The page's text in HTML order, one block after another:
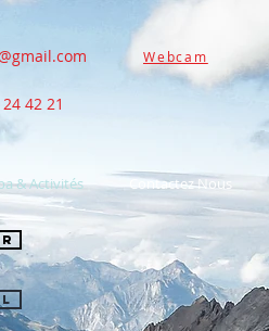
42 21
Webcam
& Activités Contactez Nous